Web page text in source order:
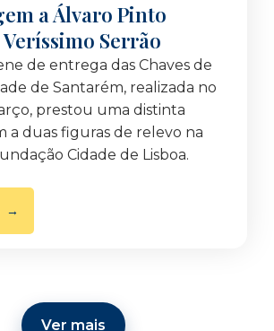
a Álvaro Pinto
Serrão
de entrega das Chaves de
de Santarém, realizada no
prestou uma distinta
a duas figuras de relevo na
Cidade de Lisboa.
Ver mais